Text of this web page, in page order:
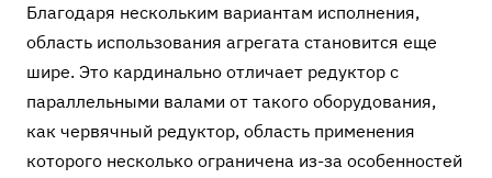
Благодаря нескольким вариантам исполнения,
область использования агрегата становится еще
шире. Это кардинально отличает редуктор с
параллельными валами от такого оборудования,
как червячный редуктор, область применения
которого несколько ограничена из-за особенностей